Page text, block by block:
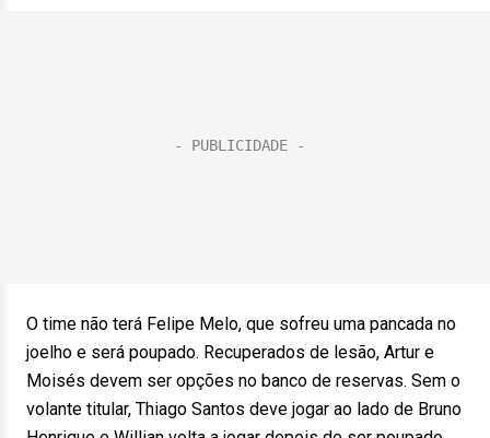
O time não terá Felipe Melo, que sofreu uma pancada no
joelho e será poupado. Recuperados de lesão, Artur e
Moisés devem ser opções no banco de reservas. Sem o
volante titular, Thiago Santos deve jogar ao lado de Bruno